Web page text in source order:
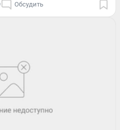
Обсудить